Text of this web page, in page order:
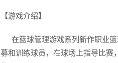
【游戏介绍】
在篮球管理游戏系列新作职业篮
募和训练球员，在球场上指导比赛